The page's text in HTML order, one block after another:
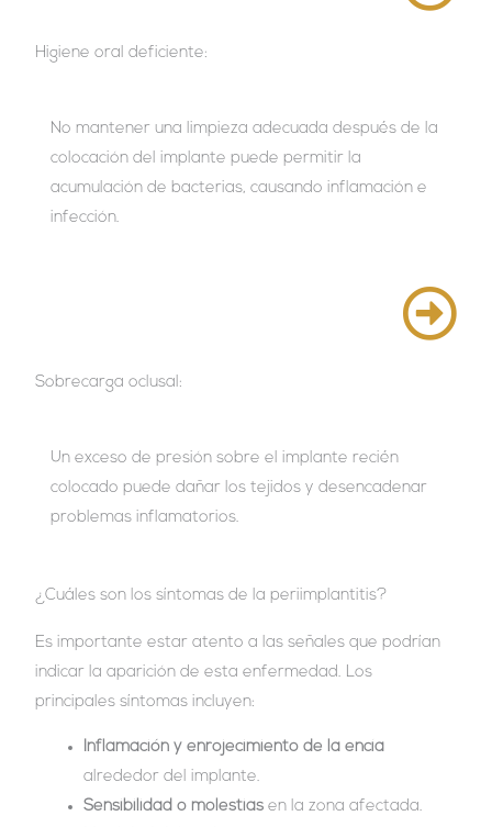
Higiene oral deficiente:
No mantener una limpieza adecuada después de la
colocación del implante puede permitir la
acumulación de bacterias, causando inflamación e
infección.
Sobrecarga oclusal:
Un exceso de presión sobre el implante recién
colocado puede dañar los tejidos y desencadenar
problemas inflamatorios.
¿Cuáles son los síntomas de la periimplantitis?
Es importante estar atento a las señales que podrían
indicar la aparición de esta enfermedad. Los
principales síntomas incluyen:
Inflamación y enrojecimiento de la encía
alrededor del implante.
Sensibilidad o molestias en la zona afectada.